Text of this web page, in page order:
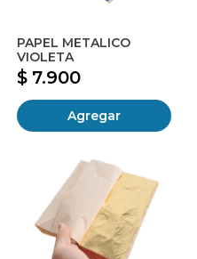
PAPEL METALICO
VIOLETA
$ 7.900
Agregar